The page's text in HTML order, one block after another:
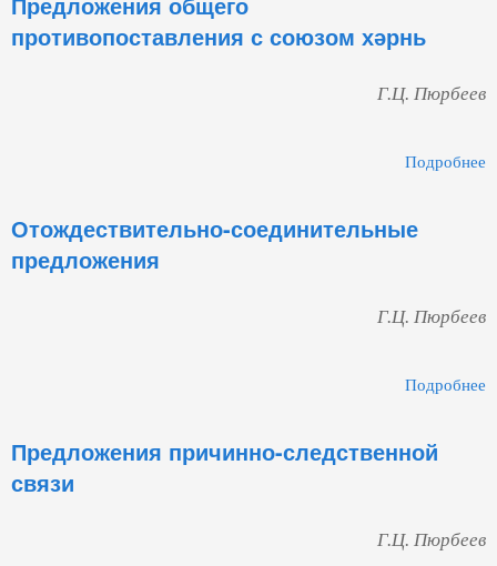
противопоставления с союзом хәрнь
Г.Ц. Пюрбеев
Подробнее
Отождествительно-соединительные
предложения
Г.Ц. Пюрбеев
Подробнее
Предложения причинно-следственной
связи
Г.Ц. Пюрбеев